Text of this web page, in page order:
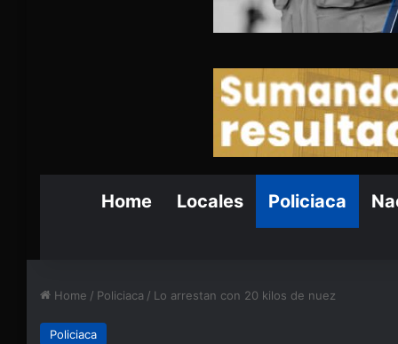
Home Locales Policiaca
Home / Policiaca / Lo arrestan con 20 kilos de nuez
Policiaca